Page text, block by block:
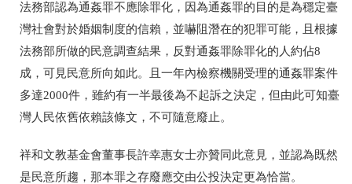
法務部認為通姦罪不應除罪化，因為通姦罪的目的是為穩定臺
灣社會對於婚姻制度的信賴，並嚇阻潛在的犯罪可能，且根據
法務部所做的民意調查結果，反對通姦罪除罪化的人約佔8
成，可見民意所向如此。且一年內檢察機關受理的通姦罪案件
多達2000件，雖約有一半最後為不起訴之決定，但由此可知臺
灣人民依舊依賴該條文，不可隨意廢止。
祥和文教基金會董事長許幸惠女士亦贊同此意見，並認為既然
是民意所趨，那本罪之存廢應交由公投決定更為恰當。